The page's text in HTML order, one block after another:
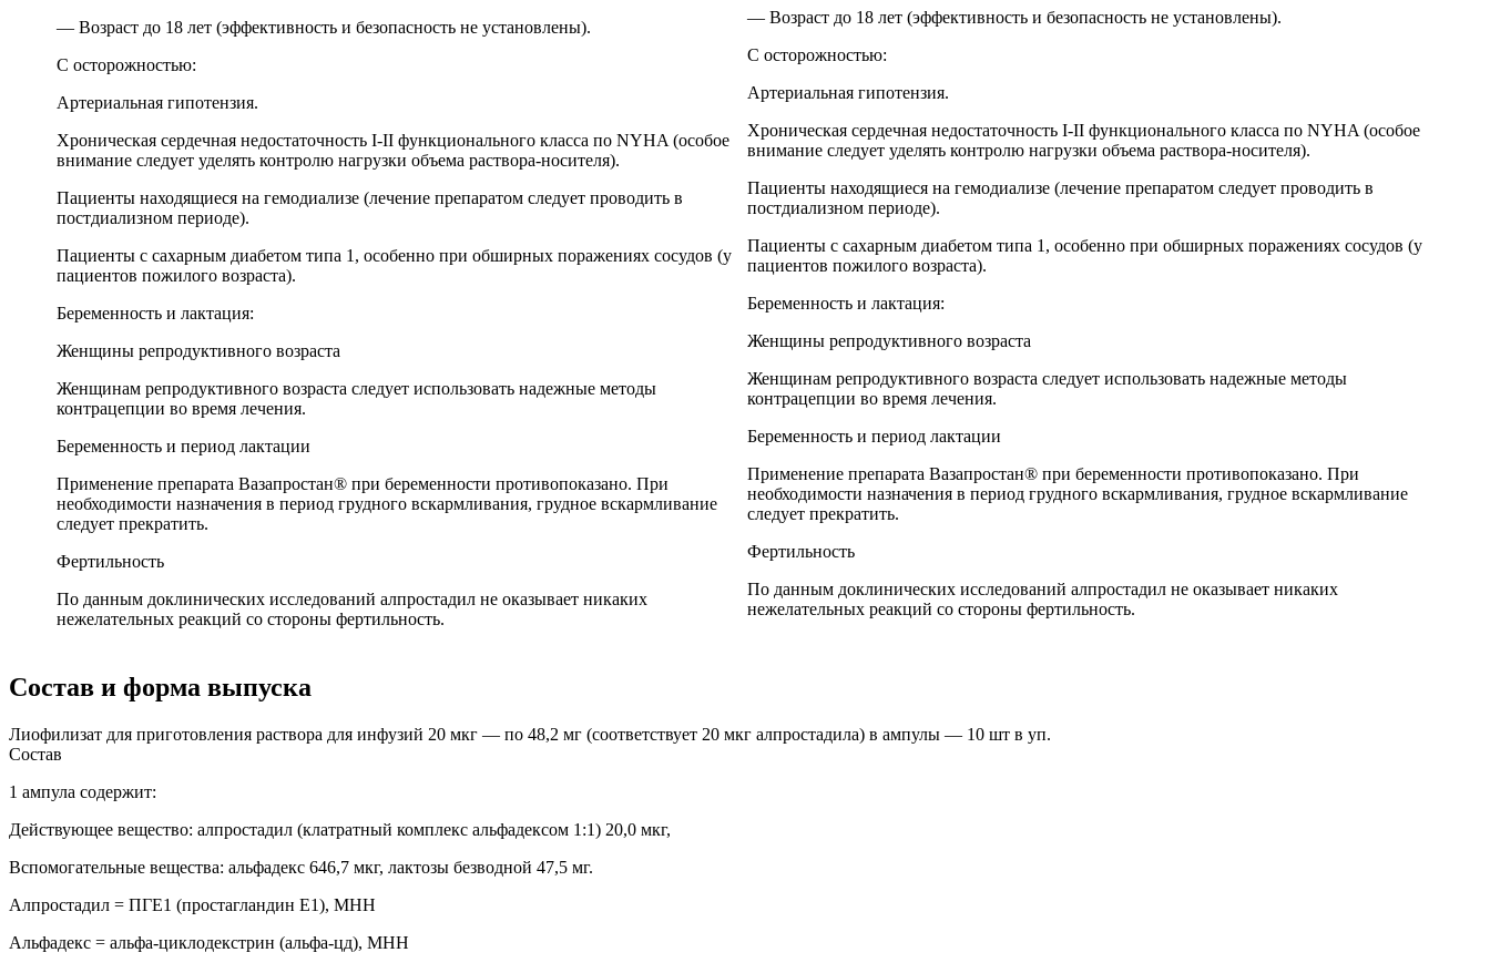
— Возраст до 18 лет (эффективность и безопасность не установлены).
С осторожностью:
Артериальная гипотензия.
Хроническая сердечная недостаточность I-II функционального класса по NYHA (особое
внимание следует уделять контролю нагрузки объема раствора-носителя).
Пациенты находящиеся на гемодиализе (лечение препаратом следует проводить в
постдиализном периоде).
Пациенты с сахарным диабетом типа 1, особенно при обширных поражениях сосудов (у
пациентов пожилого возраста).
Беременность и лактация:
Женщины репродуктивного возраста
Женщинам репродуктивного возраста следует использовать надежные методы
контрацепции во время лечения.
Беременность и период лактации
Применение препарата Вазапростан® при беременности противопоказано. При
необходимости назначения в период грудного вскармливания, грудное вскармливание
следует прекратить.
Фертильность
По данным доклинических исследований алпростадил не оказывает никаких
нежелательных реакций со стороны фертильность.
— Возраст до 18 лет (эффективность и безопасность не установлены).
С осторожностью:
Артериальная гипотензия.
Хроническая сердечная недостаточность I-II функционального класса по NYHA (особое
внимание следует уделять контролю нагрузки объема раствора-носителя).
Пациенты находящиеся на гемодиализе (лечение препаратом следует проводить в
постдиализном периоде).
Пациенты с сахарным диабетом типа 1, особенно при обширных поражениях сосудов (у
пациентов пожилого возраста).
Беременность и лактация:
Женщины репродуктивного возраста
Женщинам репродуктивного возраста следует использовать надежные методы
контрацепции во время лечения.
Беременность и период лактации
Применение препарата Вазапростан® при беременности противопоказано. При
необходимости назначения в период грудного вскармливания, грудное вскармливание
следует прекратить.
Фертильность
По данным доклинических исследований алпростадил не оказывает никаких
нежелательных реакций со стороны фертильность.
Состав и форма выпуска
Лиофилизат для приготовления раствора для инфузий 20 мкг — по 48,2 мг (соответствует 20 мкг алпростадила) в ампулы — 10 шт в уп.
Состав
1 ампула содержит:
Действующее вещество: алпростадил (клатратный комплекс альфадексом 1:1) 20,0 мкг,
Вспомогательные вещества: альфадекс 646,7 мкг, лактозы безводной 47,5 мг.
Алпростадил = ПГЕ1 (простагландин E1), МНН
Альфадекс = альфа-циклодекстрин (альфа-цд), МНН